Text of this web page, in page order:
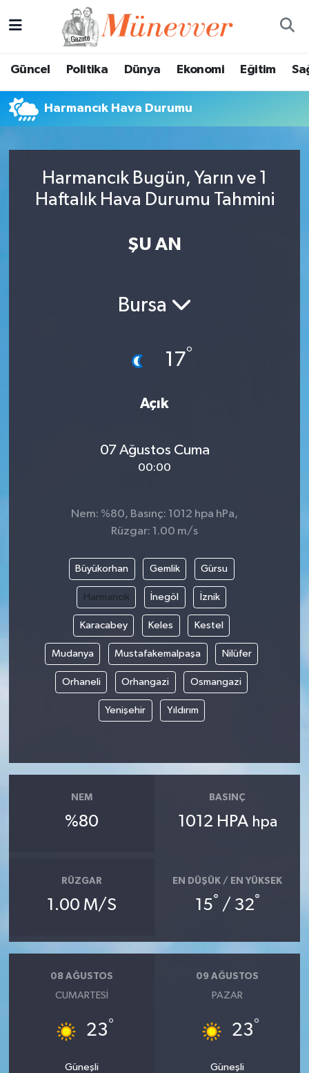
Güncel Politika Dünya Ekonomi Eğitim
Harmancık Hava Durumu
Harmancık Bugün, Yarın ve 1
Haftalık Hava Durumu Tahmini
ŞU AN
Bursa
17°
Açık
07 Ağustos Cuma
00:00
Nem: %80, Basınç: 1012 hpa hPa,
Rüzgar: 1.00 m/s
Büyükorhan Gemlik Gürsu
Harmancık İnegöl İznik
Karacabey Keles Kestel
Mudanya Mustafakemalpaşa Nilüfer
Orhaneli Orhangazi Osmangazi
Yenişehir Yıldırım
NEM
%80
BASINÇ
1012 HPA hpa
RÜZGAR
1.00 M/S
EN DÜŞÜK / EN YÜKSEK
15° / 32°
08 AĞUSTOS
CUMARTESI
23°
Güneşli
09 AĞUSTOS
PAZAR
23°
Güneşli
Eğitim
Tüm Manşetler